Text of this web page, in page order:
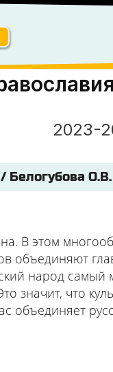
2023-
Белогубова
В этом
объединяют
народ
значит, что
объединяет